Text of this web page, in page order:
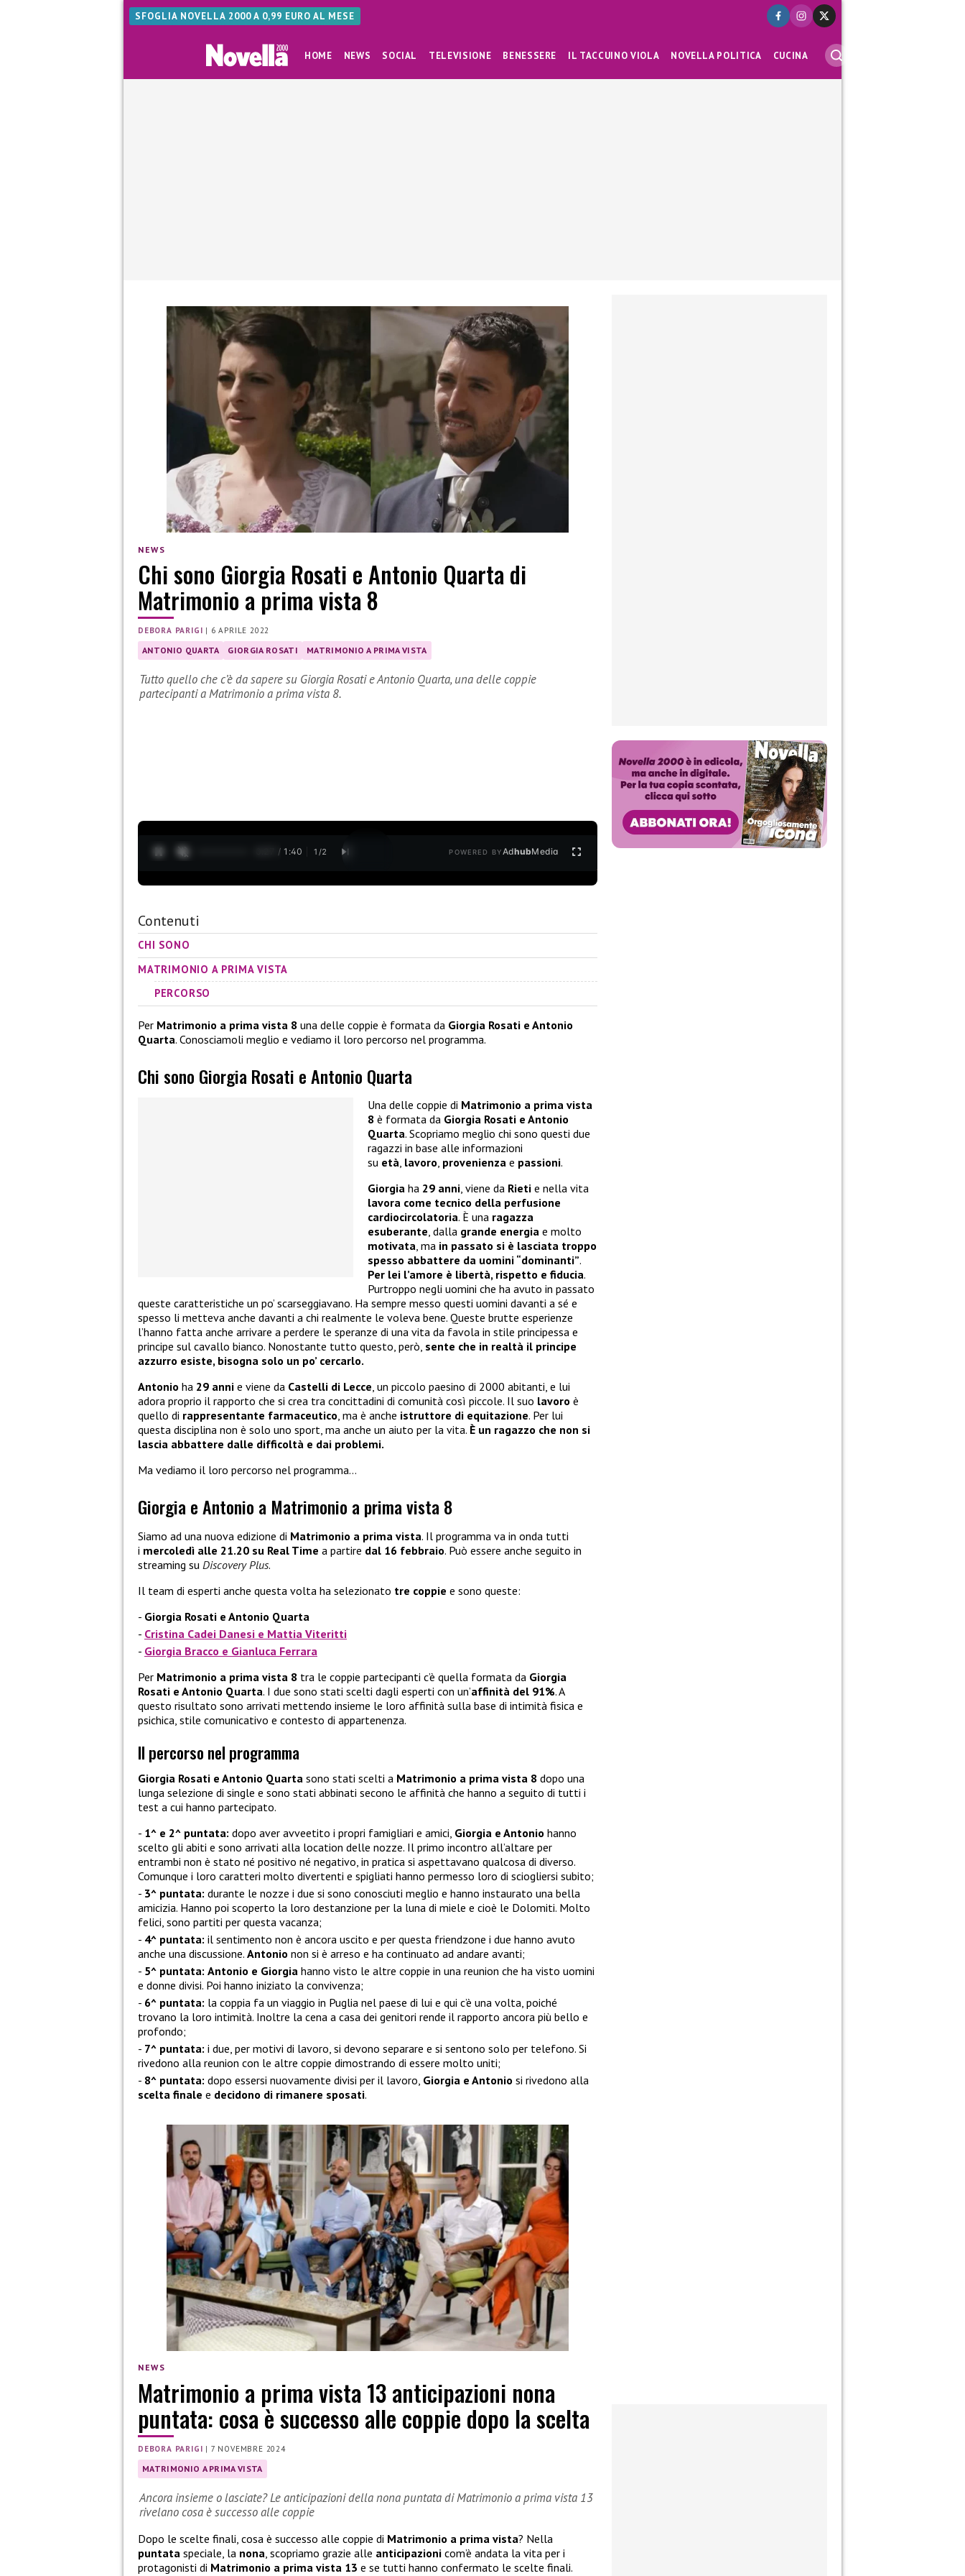
SFOGLIA NOVELLA 2000 A 0,99 EURO AL MESE
HOME NEWS SOCIAL TELEVISIONE BENESSERE IL TACCUINO VIOLA NOVELLA POLITICA CUCINA
NEWS
Chi sono Giorgia Rosati e Antonio Quarta di
Matrimonio a prima vista 8
DEBORA PARIGI | 6 APRILE 2022
ANTONIO QUARTA GIORGIA ROSATI MATRIMONIO A PRIMA VISTA
Tutto quello che c’è da sapere su Giorgia Rosati e Antonio Quarta, una delle coppie
partecipanti a Matrimonio a prima vista 8.
0:28 / 1:40 1 /2 POWERED BYAdhubMedia
Contenuti
CHI SONO
MATRIMONIO A PRIMA VISTA
PERCORSO
Per Matrimonio a prima vista 8 una delle coppie è formata da Giorgia Rosati e Antonio
Quarta. Conosciamoli meglio e vediamo il loro percorso nel programma.
Chi sono Giorgia Rosati e Antonio Quarta
Una delle coppie di Matrimonio a prima vista
8 è formata da Giorgia Rosati e Antonio
Quarta. Scopriamo meglio chi sono questi due
ragazzi in base alle informazioni
su età, lavoro, provenienza e passioni.
Giorgia ha 29 anni, viene da Rieti e nella vita
lavora come tecnico della perfusione
cardiocircolatoria. È una ragazza
esuberante, dalla grande energia e molto
motivata, ma in passato si è lasciata troppo
spesso abbattere da uomini “dominanti”.
Per lei l’amore è libertà, rispetto e fiducia.
Purtroppo negli uomini che ha avuto in passato
queste caratteristiche un po’ scarseggiavano. Ha sempre messo questi uomini davanti a sé e
spesso li metteva anche davanti a chi realmente le voleva bene. Queste brutte esperienze
l’hanno fatta anche arrivare a perdere le speranze di una vita da favola in stile principessa e
principe sul cavallo bianco. Nonostante tutto questo, però, sente che in realtà il principe
azzurro esiste, bisogna solo un po’ cercarlo.
Antonio ha 29 anni e viene da Castelli di Lecce, un piccolo paesino di 2000 abitanti, e lui
adora proprio il rapporto che si crea tra concittadini di comunità così piccole. Il suo lavoro è
quello di rappresentante farmaceutico, ma è anche istruttore di equitazione. Per lui
questa disciplina non è solo uno sport, ma anche un aiuto per la vita. È un ragazzo che non si
lascia abbattere dalle difficoltà e dai problemi.
Ma vediamo il loro percorso nel programma…
Giorgia e Antonio a Matrimonio a prima vista 8
Siamo ad una nuova edizione di Matrimonio a prima vista. Il programma va in onda tutti
i mercoledì alle 21.20 su Real Time a partire dal 16 febbraio. Può essere anche seguito in
streaming su Discovery Plus.
Il team di esperti anche questa volta ha selezionato tre coppie e sono queste:
Giorgia Rosati e Antonio Quarta
Cristina Cadei Danesi e Mattia Viteritti
Giorgia Bracco e Gianluca Ferrara
Per Matrimonio a prima vista 8 tra le coppie partecipanti c’è quella formata da Giorgia
Rosati e Antonio Quarta. I due sono stati scelti dagli esperti con un’affinità del 91%. A
questo risultato sono arrivati mettendo insieme le loro affinità sulla base di intimità fisica e
psichica, stile comunicativo e contesto di appartenenza.
Il percorso nel programma
Giorgia Rosati e Antonio Quarta sono stati scelti a Matrimonio a prima vista 8 dopo una
lunga selezione di single e sono stati abbinati secono le affinità che hanno a seguito di tutti i
test a cui hanno partecipato.
1^ e 2^ puntata: dopo aver avveetito i propri famigliari e amici, Giorgia e Antonio hanno
scelto gli abiti e sono arrivati alla location delle nozze. Il primo incontro all’altare per
entrambi non è stato né positivo né negativo, in pratica si aspettavano qualcosa di diverso.
Comunque i loro caratteri molto divertenti e spigliati hanno permesso loro di sciogliersi subito;
3^ puntata: durante le nozze i due si sono conosciuti meglio e hanno instaurato una bella
amicizia. Hanno poi scoperto la loro destanzione per la luna di miele e cioè le Dolomiti. Molto
felici, sono partiti per questa vacanza;
4^ puntata: il sentimento non è ancora uscito e per questa friendzone i due hanno avuto
anche una discussione. Antonio non si è arreso e ha continuato ad andare avanti;
5^ puntata: Antonio e Giorgia hanno visto le altre coppie in una reunion che ha visto uomini
e donne divisi. Poi hanno iniziato la convivenza;
6^ puntata: la coppia fa un viaggio in Puglia nel paese di lui e qui c’è una volta, poiché
trovano la loro intimità. Inoltre la cena a casa dei genitori rende il rapporto ancora più bello e
profondo;
7^ puntata: i due, per motivi di lavoro, si devono separare e si sentono solo per telefono. Si
rivedono alla reunion con le altre coppie dimostrando di essere molto uniti;
8^ puntata: dopo essersi nuovamente divisi per il lavoro, Giorgia e Antonio si rivedono alla
scelta finale e decidono di rimanere sposati.
NEWS
Matrimonio a prima vista 13 anticipazioni nona
puntata: cosa è successo alle coppie dopo la scelta
DEBORA PARIGI | 7 NOVEMBRE 2024
MATRIMONIO A PRIMA VISTA
Ancora insieme o lasciate? Le anticipazioni della nona puntata di Matrimonio a prima vista 13
rivelano cosa è successo alle coppie
Dopo le scelte finali, cosa è successo alle coppie di Matrimonio a prima vista? Nella
puntata speciale, la nona , scopriamo grazie alle anticipazioni com’è andata la vita per i
protagonisti di Matrimonio a prima vista 13 e se tutti hanno confermato le scelte finali.